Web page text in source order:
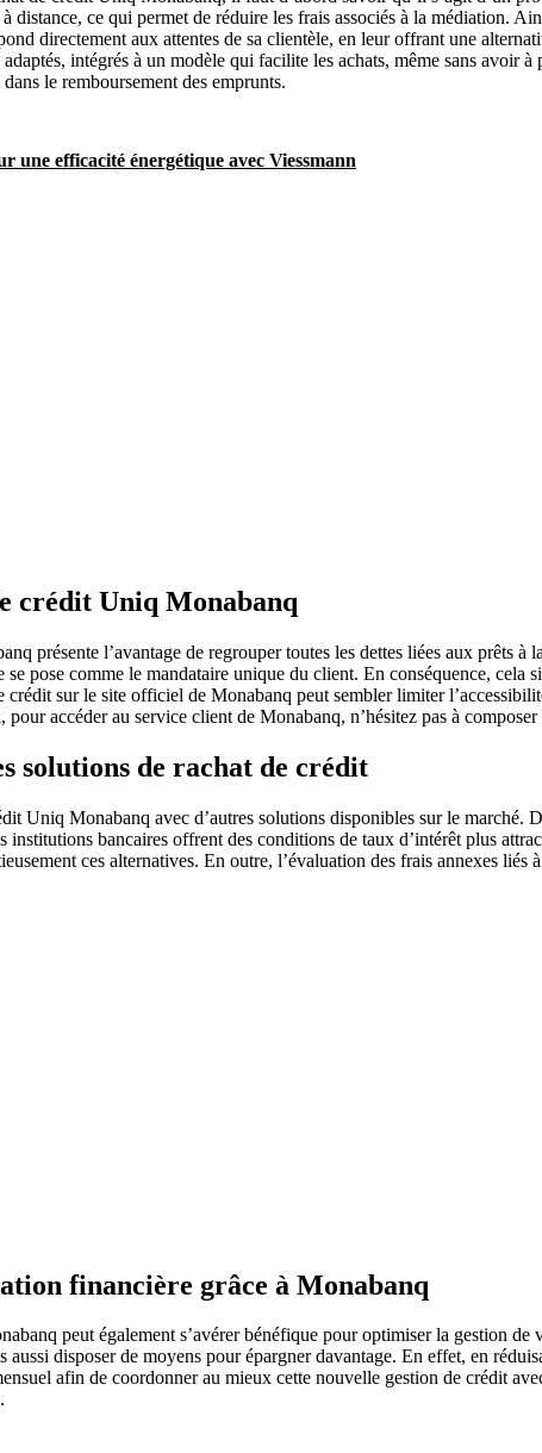
distance, ce qui permet de réduire les frais associés à la médiation.
directement aux attentes de sa clientèle, en leur offrant une
intégrés à un modèle qui facilite les achats, même sans avoir
le remboursement des emprunts.
une efficacité énergétique avec Viessmann
crédit Uniq Monabanq
présente l’avantage de regrouper toutes les dettes liées aux prêts
pose comme le mandataire unique du client. En conséquence,
crédit sur le site officiel de Monabanq peut sembler limiter
accéder au service client de Monabanq, n’hésitez pas à
solutions de rachat de crédit
Uniq Monabanq avec d’autres solutions disponibles sur le marché.
institutions bancaires offrent des conditions de taux d’intérêt plus
ces alternatives. En outre, l’évaluation des frais annexes
financière grâce à Monabanq
peut également s’avérer bénéfique pour optimiser la gestion
aussi disposer de moyens pour épargner davantage. En effet, en
afin de coordonner au mieux cette nouvelle gestion de crédit